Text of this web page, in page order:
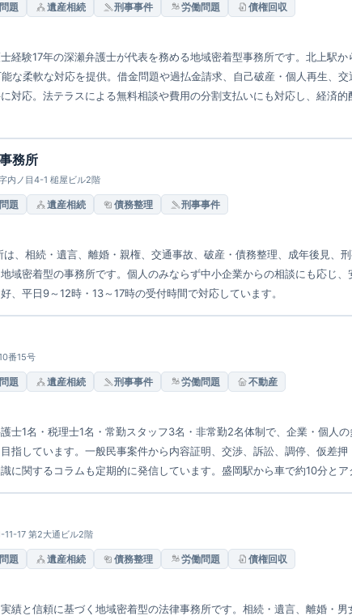
題 遺産相続 刑事事件 労働問題 債権回収
経験17年の深瀬弁護士が代表を務める地域密着型事務所です。北上駅
な柔軟な対応を提供。借金問題や過払金請求、自己破産・個人再生、
対応。法テラスによる無料相談や費用の分割支払いにも対応し、経済的
じた包括的な相談体制が整った事務所です。
務所
内ノ目4-1 槌屋ビル2階
題 遺産相続 債務整理 刑事事件
、相続・遺言、離婚・親権、交通事故、破産・債務整理、成年後見、
域密着型の事務所です。個人のみならず中小企業からの相談にも応じ、
、平日9～12時・13～17時の受付時間で対応しています。
番15号
題 遺産相続 刑事事件 労働問題 不動産
士1名・税理士1名・常勤スタッフ3名・非常勤2名体制で、企業・個人
指しています。一般民事案件から内容証明、交渉、訴訟、調停、仮差押
に関するコラムも定期的に発信しています。盛岡駅から車で約10分とア
17 第2大通ビル2階
題 遺産相続 債務整理 労働問題 債権回収
績と信頼に基づく地域密着型の法律事務所です。相続・遺言、離婚・